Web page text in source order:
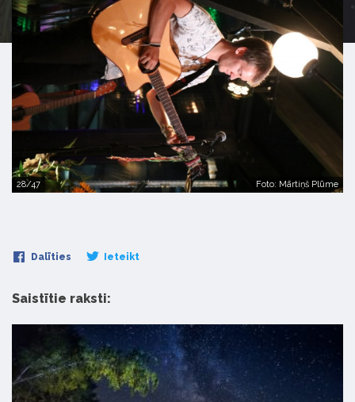
28/47 Foto: Mārtiņš Plūme
Dalīties Ieteikt
Saistītie raksti: